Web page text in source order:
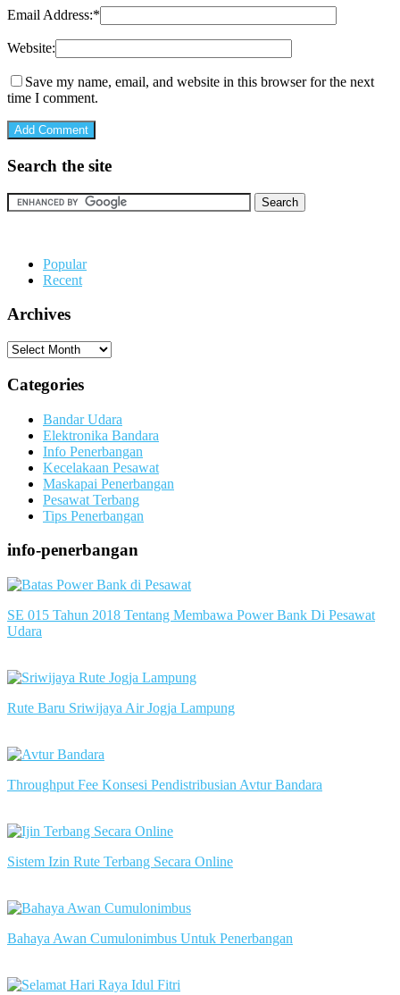
Email Address:*
Website:
Save my name, email, and website in this browser for the next
time I comment.
Search the site
Popular
Recent
Archives
Archives
Categories
Bandar Udara
Elektronika Bandara
Info Penerbangan
Kecelakaan Pesawat
Maskapai Penerbangan
Pesawat Terbang
Tips Penerbangan
info-penerbangan
SE 015 Tahun 2018 Tentang Membawa Power Bank Di Pesawat
Udara
Rute Baru Sriwijaya Air Jogja Lampung
Throughput Fee Konsesi Pendistribusian Avtur Bandara
Sistem Izin Rute Terbang Secara Online
Bahaya Awan Cumulonimbus Untuk Penerbangan